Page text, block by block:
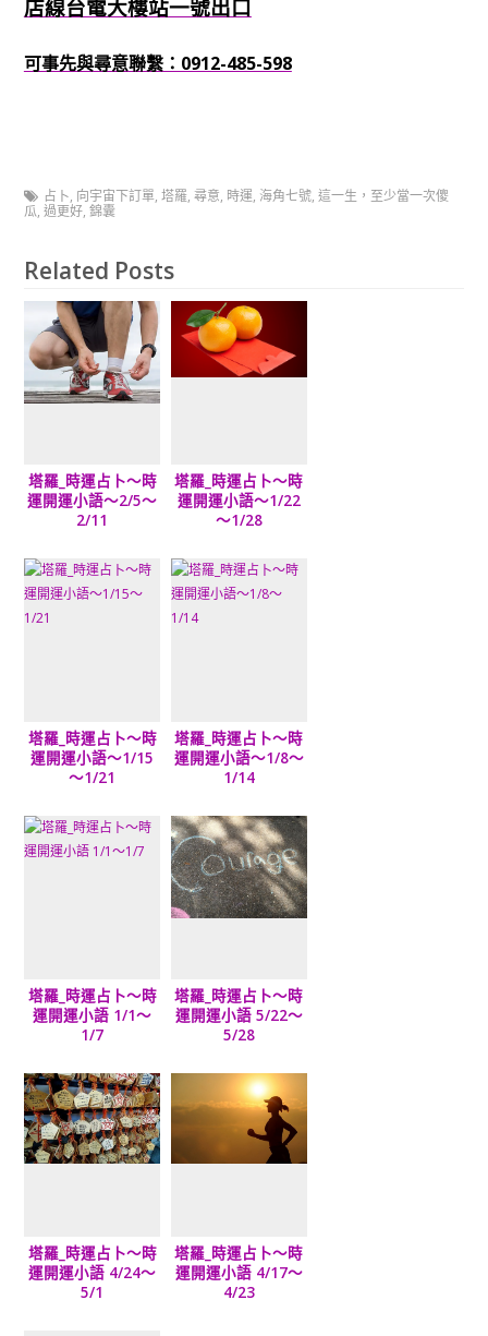
店線台電大樓站一號出口
可事先與尋意聯繫：0912-485-598
占卜, 向宇宙下訂單, 塔羅, 尋意, 時運, 海角七號, 這一生，至少當一次傻
瓜, 過更好, 錦囊
Related Posts
塔羅_時運占卜～時
運開運小語～2/5～
2/11
塔羅_時運占卜～時
運開運小語～1/22
～1/28
塔羅_時運占卜～時
運開運小語～1/15
～1/21
塔羅_時運占卜～時
運開運小語～1/8～
1/14
塔羅_時運占卜～時
運開運小語 1/1～
1/7
塔羅_時運占卜～時
運開運小語 5/22～
5/28
塔羅_時運占卜～時
運開運小語 4/24～
5/1
塔羅_時運占卜～時
運開運小語 4/17～
4/23